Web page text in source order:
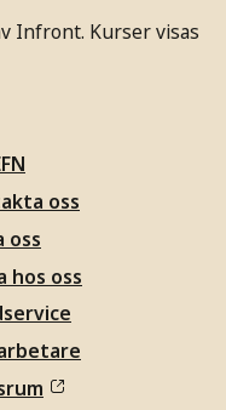
Infront. Kurser visas
oss
oss
hos oss